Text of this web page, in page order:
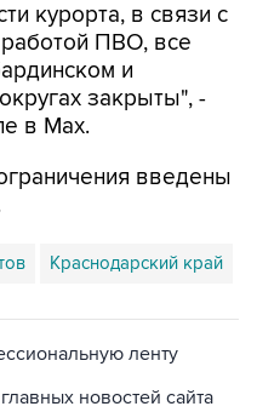
курорта, в связи с
ПВО, все
и
закрыты", -
в Max.
введены
Краснодарский край
ленту
новостей сайта